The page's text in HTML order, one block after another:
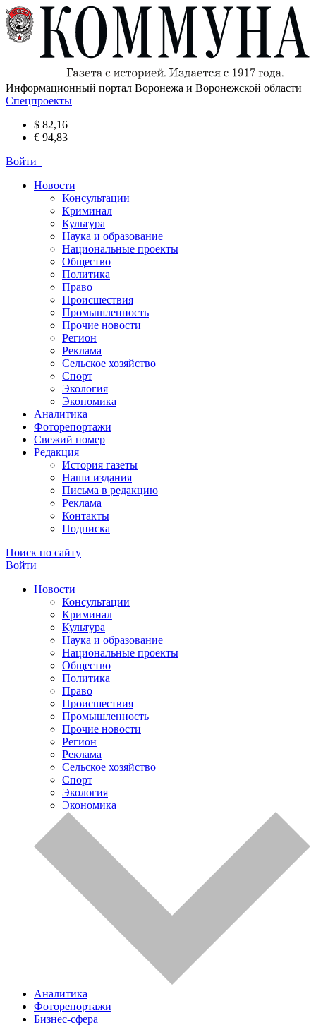
Информационный портал Воронежа и Воронежской области
Спецпроекты
$ 82,16
€ 94,83
Войти
Новости
Консультации
Криминал
Культура
Наука и образование
Национальные проекты
Общество
Политика
Право
Происшествия
Промышленность
Прочие новости
Регион
Реклама
Сельское хозяйство
Спорт
Экология
Экономика
Аналитика
Фоторепортажи
Свежий номер
Редакция
История газеты
Наши издания
Письма в редакцию
Реклама
Контакты
Подписка
Поиск по сайту
Войти
Новости
Консультации
Криминал
Культура
Наука и образование
Национальные проекты
Общество
Политика
Право
Происшествия
Промышленность
Прочие новости
Регион
Реклама
Сельское хозяйство
Спорт
Экология
Экономика
Аналитика
Фоторепортажи
Бизнес-сфера